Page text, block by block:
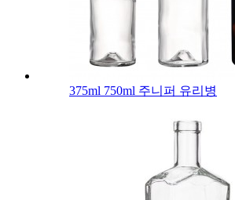
375ml 750ml 주니퍼 유리병